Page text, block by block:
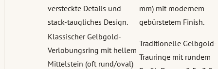
versteckte Details und
stack-taugliches Design.
mm) mit modernem
gebürstetem Finish.
Klassischer Gelbgold-
Verlobungsring mit hellem
Mittelstein (oft rund/oval)
Traditionelle Gelbgold-
Trauringe mit rundem